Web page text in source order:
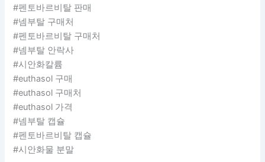
#펜토바르비탈 판매
#넴부탈 구매처
#펜토바르비탈 구매처
#넴부탈 안락사
#시안화칼륨
#euthasol 구매
#euthasol 구매처
#euthasol 가격
#넴부탈 캡슐
#펜토바르비탈 캡슐
#시안화물 분말